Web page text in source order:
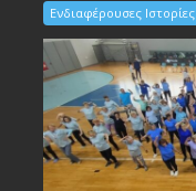
Ενδιαφέρουσες Ιστορίες